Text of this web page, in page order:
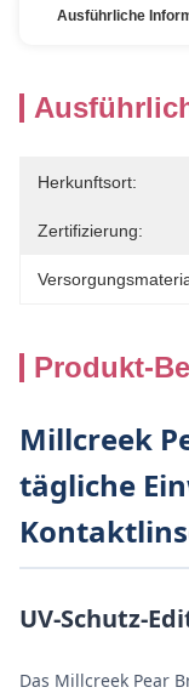
Ausführliche
Herkunftsort:
Zertifizierung:
Produkt-
Millcreek
tägliche
UV-Schutz-
Das Millcreek Pear